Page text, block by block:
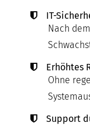
IT-
Nach
Erhöhtes
Ohne
Support